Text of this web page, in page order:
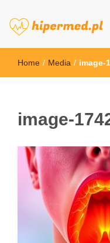
hipermed.pl
Home / Media / image-
image-